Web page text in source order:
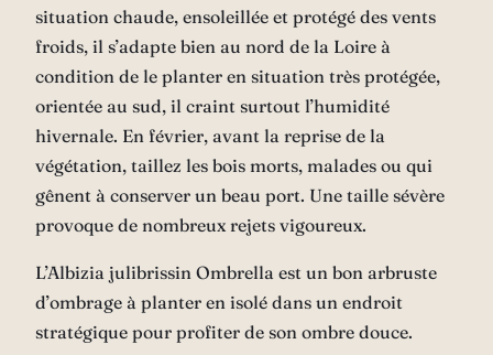
situation chaude, ensoleillée et protégé des vents
froids, il s’adapte bien au nord de la Loire à
condition de le planter en situation très protégée,
orientée au sud, il craint surtout l’humidité
hivernale. En février, avant la reprise de la
végétation, taillez les bois morts, malades ou qui
gênent à conserver un beau port. Une taille sévère
provoque de nombreux rejets vigoureux.
L’Albizia julibrissin Ombrella est un bon arbruste
d’ombrage à planter en isolé dans un endroit
stratégique pour profiter de son ombre douce.